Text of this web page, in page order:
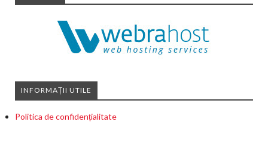
INFORMAȚII UTILE
Politica de confidențialitate